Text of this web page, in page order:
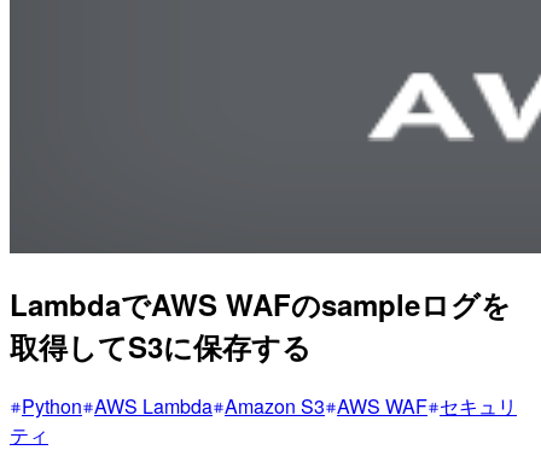
LambdaでAWS WAFのsampleログを
取得してS3に保存する
Python AWS Lambda Amazon S3 AWS WAF セキュリ
ティ